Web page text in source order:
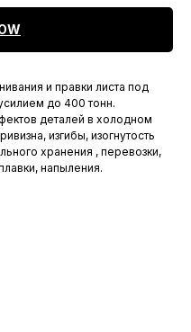
и правки листа под
до 400 тонн.
деталей в холодном
изгибы, изогнутость
хранения , перевозки,
напыления.